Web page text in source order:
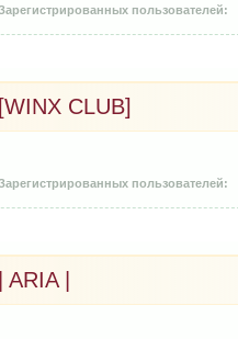
[WINX CLUB]
| ARIA |